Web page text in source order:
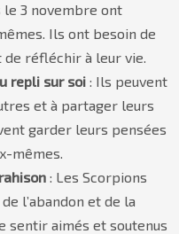
le 3 novembre ont
Ils ont besoin de
réfléchir à leur vie.
repli sur soi : Ils peuvent
et à partager leurs
garder leurs pensées
mêmes.
: Les Scorpions
l’abandon et de la
sentir aimés et soutenus